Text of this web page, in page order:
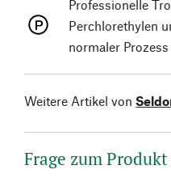
Professionelle
Perchlorethylen
normaler Prozess
Weitere Artikel von
Frage zum Produkt